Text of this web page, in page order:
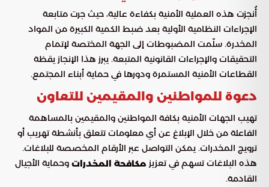
أُنجزت هذه العملية الأمنية بكفاءة عالية، حيث جرت متابعة
الإجراءات النظامية الأولية بعد ضبط الكمية الكبيرة من المواد
المخدرة. سلّمت المضبوطات إلى الجهة المختصة لإتمام
التحقيقات والإجراءات القانونية المتبعة. يبرز هذا الإنجاز يقظة
القطاعات الأمنية المستمرة ودورها في حماية أبناء المجتمع.
دعوة للمواطنين والمقيمين للتعاون
تهيب الجهات الأمنية بكافة المواطنين والمقيمين بالمساهمة
الفاعلة من خلال الإبلاغ عن أي معلومات تتعلق بأنشطة تهريب أو
ترويج المخدرات. يمكن التواصل عبر الأرقام المخصصة للبلاغات.
هذه البلاغات تسهم في تعزيز مكافحة المخدرات وحماية الأجيال
القادمة.